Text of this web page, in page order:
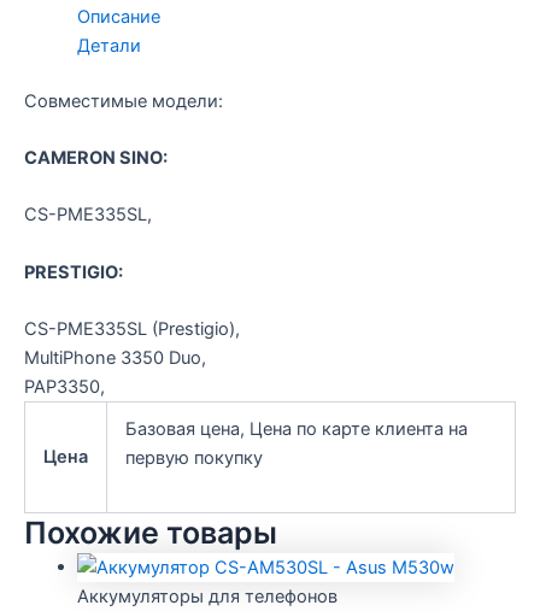
Описание
Детали
Совместимые модели:
CAMERON SINO:
CS-PME335SL,
PRESTIGIO:
CS-PME335SL (Prestigio),
MultiPhone 3350 Duo,
PAP3350,
Цена
Базовая цена, Цена по карте клиента на
первую покупку
Похожие товары
Аккумуляторы для телефонов